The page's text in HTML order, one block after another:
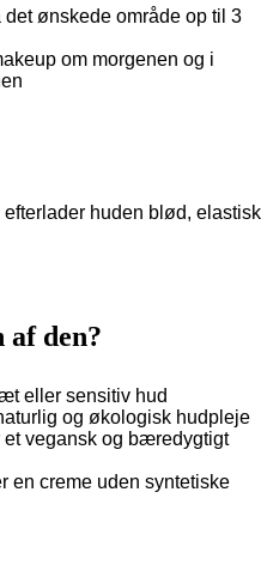
det ønskede område op til 3
om morgenen og i
huden blød, elastisk
af den?
eller sensitiv hud
og økologisk hudpleje
et vegansk og bæredygtigt
en creme uden syntetiske